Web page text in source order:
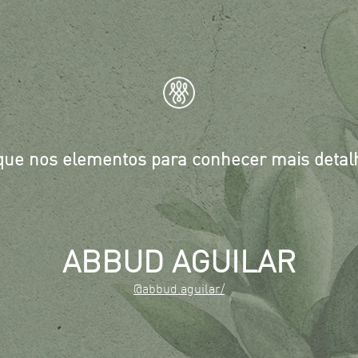
nos elementos para conhecer mais
ABBUD AGUILAR
@abbud.aguilar/